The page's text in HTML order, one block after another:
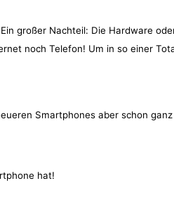
großer Nachteil: Die Hardware
noch Telefon! Um in so einer
Smartphones aber schon
hat!